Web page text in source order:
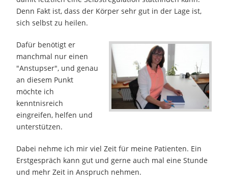
Denn Fakt ist, dass der Körper sehr gut in der Lage ist,
sich selbst zu heilen.
Dafür benötigt er
manchmal nur einen
"Anstupser", und genau
an diesem Punkt
möchte ich
kenntnisreich
eingreifen, helfen und
unterstützen.
Dabei nehme ich mir viel Zeit für meine Patienten. Ein
Erstgespräch kann gut und gerne auch mal eine Stunde
und mehr Zeit in Anspruch nehmen.